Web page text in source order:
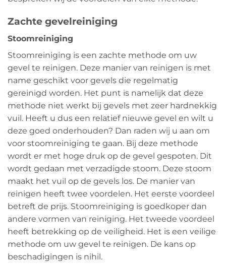
Zachte gevelreiniging
Stoomreiniging
Stoomreiniging is een zachte methode om uw
gevel te reinigen. Deze manier van reinigen is met
name geschikt voor gevels die regelmatig
gereinigd worden. Het punt is namelijk dat deze
methode niet werkt bij gevels met zeer hardnekkig
vuil. Heeft u dus een relatief nieuwe gevel en wilt u
deze goed onderhouden? Dan raden wij u aan om
voor stoomreiniging te gaan. Bij deze methode
wordt er met hoge druk op de gevel gespoten. Dit
wordt gedaan met verzadigde stoom. Deze stoom
maakt het vuil op de gevels los. De manier van
reinigen heeft twee voordelen. Het eerste voordeel
betreft de prijs. Stoomreiniging is goedkoper dan
andere vormen van reiniging. Het tweede voordeel
heeft betrekking op de veiligheid. Het is een veilige
methode om uw gevel te reinigen. De kans op
beschadigingen is nihil.